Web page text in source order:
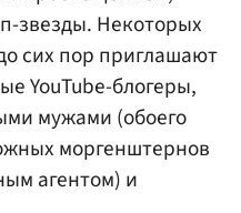
звезды. Некоторых
сих пор приглашают
YouTube-блогеры,
мужами (обоего
моргенштернов
агентом) и